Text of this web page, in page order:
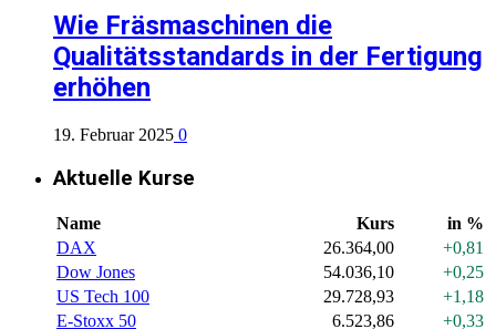
Wie Fräsmaschinen die
Qualitätsstandards in der Fertigung
erhöhen
19. Februar 2025 0
Aktuelle Kurse
Name Kurs
in %
DAX
26.364,00
+0,81
Dow Jones
54.036,10
+0,25
US Tech 100
29.728,93
+1,18
E-Stoxx 50
6.523,86
+0,33